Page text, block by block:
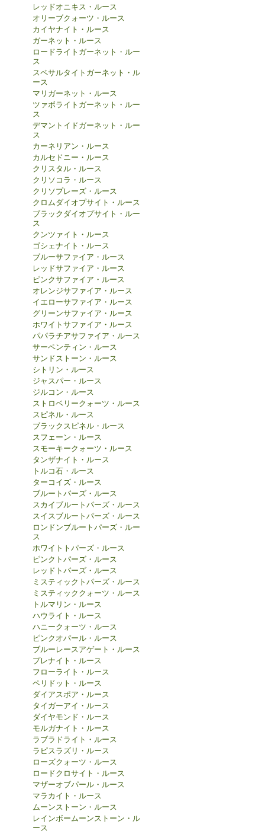
レッドオニキス・ルース
オリーブクォーツ・ルース
カイヤナイト・ルース
ガーネット・ルース
ロードライトガーネット・ルー
ス
スペサルタイトガーネット・ル
ース
マリガーネット・ルース
ツァボライトガーネット・ルー
ス
デマントイドガーネット・ルー
ス
カーネリアン・ルース
カルセドニー・ルース
クリスタル・ルース
クリソコラ・ルース
クリソプレーズ・ルース
クロムダイオプサイト・ルース
ブラックダイオプサイト・ルー
ス
クンツァイト・ルース
ゴシェナイト・ルース
ブルーサファイア・ルース
レッドサファイア・ルース
ピンクサファイア・ルース
オレンジサファイア・ルース
イエローサファイア・ルース
グリーンサファイア・ルース
ホワイトサファイア・ルース
パパラチアサファイア・ルース
サーペンティン・ルース
サンドストーン・ルース
シトリン・ルース
ジャスパー・ルース
ジルコン・ルース
ストロベリークォーツ・ルース
スピネル・ルース
ブラックスピネル・ルース
スフェーン・ルース
スモーキークォーツ・ルース
タンザナイト・ルース
トルコ石・ルース
ターコイズ・ルース
ブルートパーズ・ルース
スカイブルートパーズ・ルース
スイスブルートパーズ・ルース
ロンドンブルートパーズ・ルー
ス
ホワイトトパーズ・ルース
ピンクトパーズ・ルース
レッドトパーズ・ルース
ミスティックトパーズ・ルース
ミスティッククォーツ・ルース
トルマリン・ルース
ハウライト・ルース
ハニークォーツ・ルース
ピンクオパール・ルース
ブルーレースアゲート・ルース
プレナイト・ルース
フローライト・ルース
ペリドット・ルース
ダイアスポア・ルース
タイガーアイ・ルース
ダイヤモンド・ルース
モルガナイト・ルース
ラブラドライト・ルース
ラピスラズリ・ルース
ローズクォーツ・ルース
ロードクロサイト・ルース
マザーオブパール・ルース
マラカイト・ルース
ムーンストーン・ルース
レインボームーンストーン・ル
ース